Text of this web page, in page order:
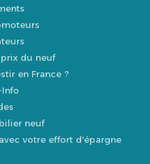
du neuf
en France ?
Info
neuf
votre effort d'épargne